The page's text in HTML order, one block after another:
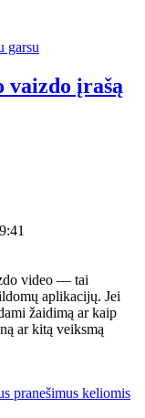
vaizdo įrašą
video — tai
aplikacijų. Jei
žaidimą ar kaip
ar kitą veiksmą